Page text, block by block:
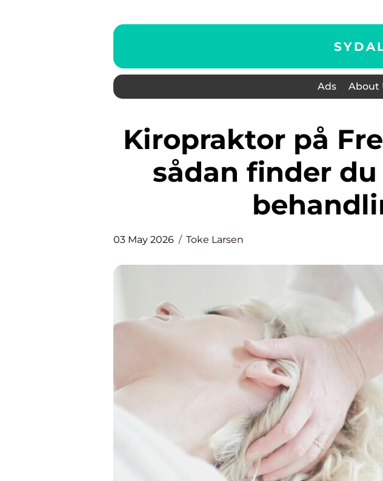
Ads About
Kiropraktor på Frederiksberg:
sådan finder
03 May 2026 Toke Larsen